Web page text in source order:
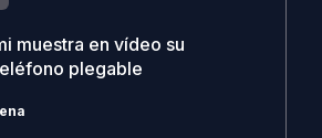
muestra en vídeo su
plegable